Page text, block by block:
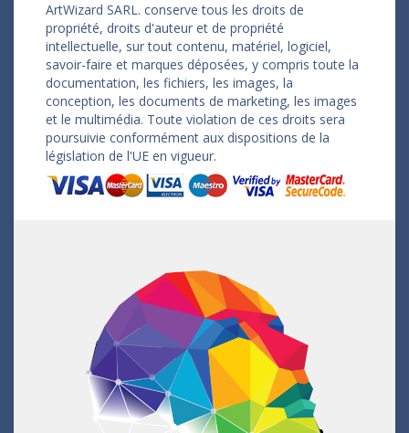
ArtWizard SARL. conserve tous les droits de
propriété, droits d'auteur et de propriété
intellectuelle, sur tout contenu, matériel, logiciel,
savoir-faire et marques déposées, y compris toute la
documentation, les fichiers, les images, la
conception, les documents de marketing, les images
et le multimédia. Toute violation de ces droits sera
poursuivie conformément aux dispositions de la
législation de l'UE en vigueur.